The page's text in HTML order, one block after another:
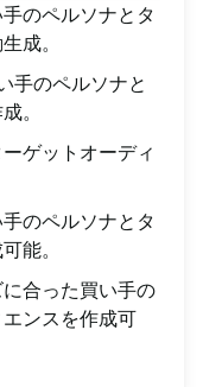
のペルソナとタ
成。
手のペルソナと
。
ゲットオーディ
のペルソナとタ
能。
合った買い手の
ンスを作成可